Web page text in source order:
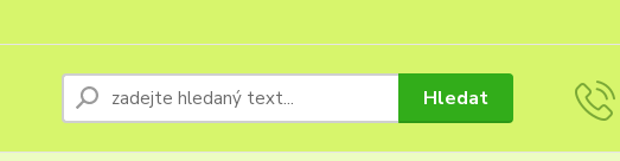
Hledat